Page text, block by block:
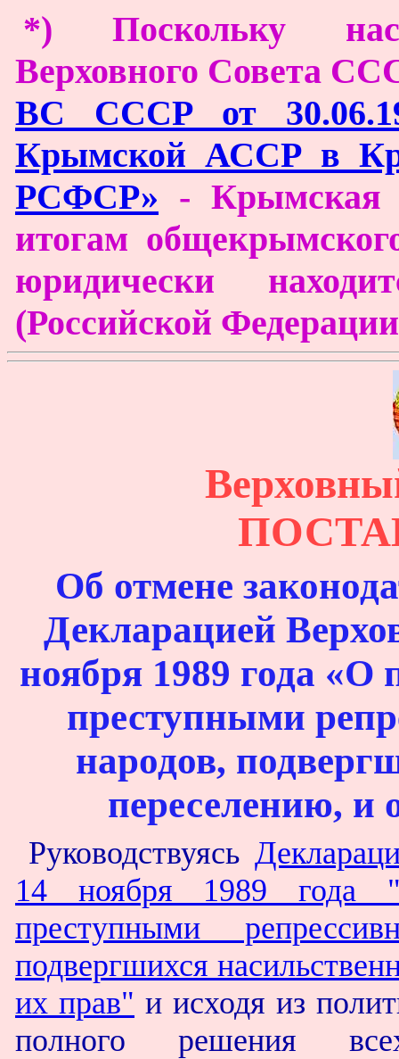
*) Поскольку
Верховного Совета
ВС СССР от
Крымской АССР в
РСФСР» - Крымская
итогам
юридически
(Российской
Об отмене
Декларацией
ноября 1989 года
преступными
народов,
переселению, и
Руководствуясь
14 ноября 1989 года
преступными
подвергшихся
их прав" и исходя из
полного решения